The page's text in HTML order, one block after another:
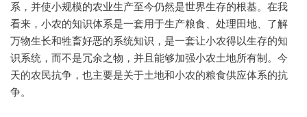
系，并使小规模的农业生产至今仍然是世界生存的根基。在我
看来，小农的知识体系是一套用于生产粮食、处理田地、了解
万物生长和牲畜好恶的系统知识，是一套让小农得以生存的知
识系统，而不是冗余之物，并且能够加强小农土地所有制。今
天的农民抗争，也主要是关于土地和小农的粮食供应体系的抗
争。